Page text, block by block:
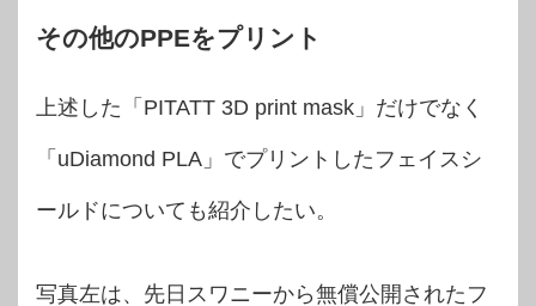
その他のPPEをプリント
上述した「PITATT 3D print mask」だけでなく
「uDiamond PLA」でプリントしたフェイスシ
ールドについても紹介したい。
写真左は、先日スワニーから無償公開されたフ